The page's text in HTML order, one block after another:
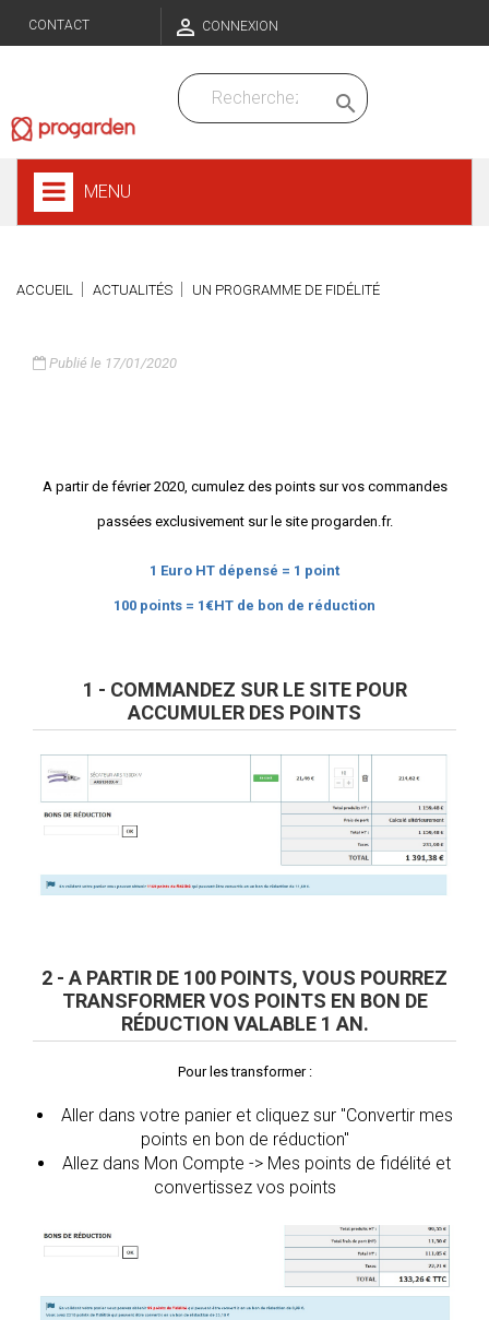
CONTACT  CONNEXION

MENU
ACCUEIL ACTUALITÉS UN PROGRAMME DE FIDÉLITÉ
Publié le 17/01/2020
A partir de février 2020, cumulez des points sur vos commandes
passées exclusivement sur le site progarden.fr.
1 Euro HT dépensé = 1 point
100 points = 1€HT de bon de réduction
1 - COMMANDEZ SUR LE SITE POUR
ACCUMULER DES POINTS
2 - A PARTIR DE 100 POINTS, VOUS POURREZ
TRANSFORMER VOS POINTS EN BON DE
RÉDUCTION VALABLE 1 AN.
Pour les transformer :
Aller dans votre panier et cliquez sur "Convertir mes
points en bon de réduction"
Allez dans Mon Compte -> Mes points de fidélité et
convertissez vos points